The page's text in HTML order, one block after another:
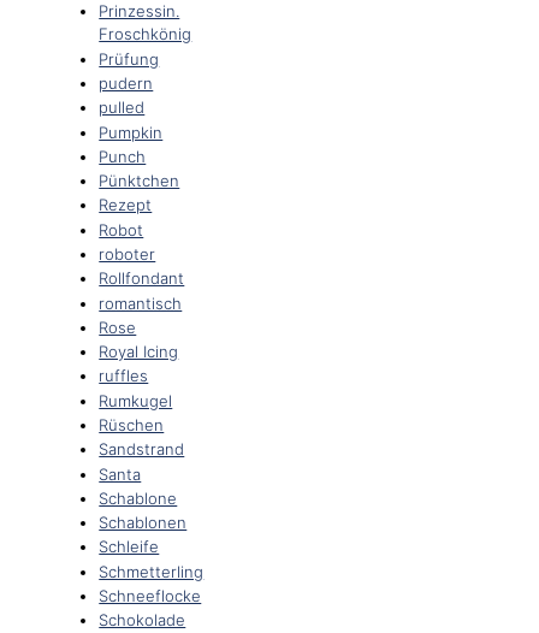
Prinzessin.
Froschkönig
Prüfung
pudern
pulled
Pumpkin
Punch
Pünktchen
Rezept
Robot
roboter
Rollfondant
romantisch
Rose
Royal Icing
ruffles
Rumkugel
Rüschen
Sandstrand
Santa
Schablone
Schablonen
Schleife
Schmetterling
Schneeflocke
Schokolade